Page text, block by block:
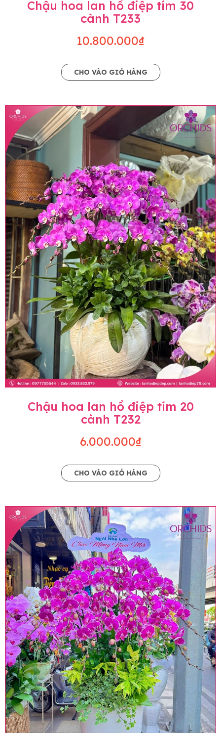
Chậu hoa lan hồ điệp tím 30
cành T233
10.800.000₫
CHO VÀO GIỎ HÀNG
Chậu hoa lan hồ điệp tím 20
cành T232
6.000.000₫
CHO VÀO GIỎ HÀNG